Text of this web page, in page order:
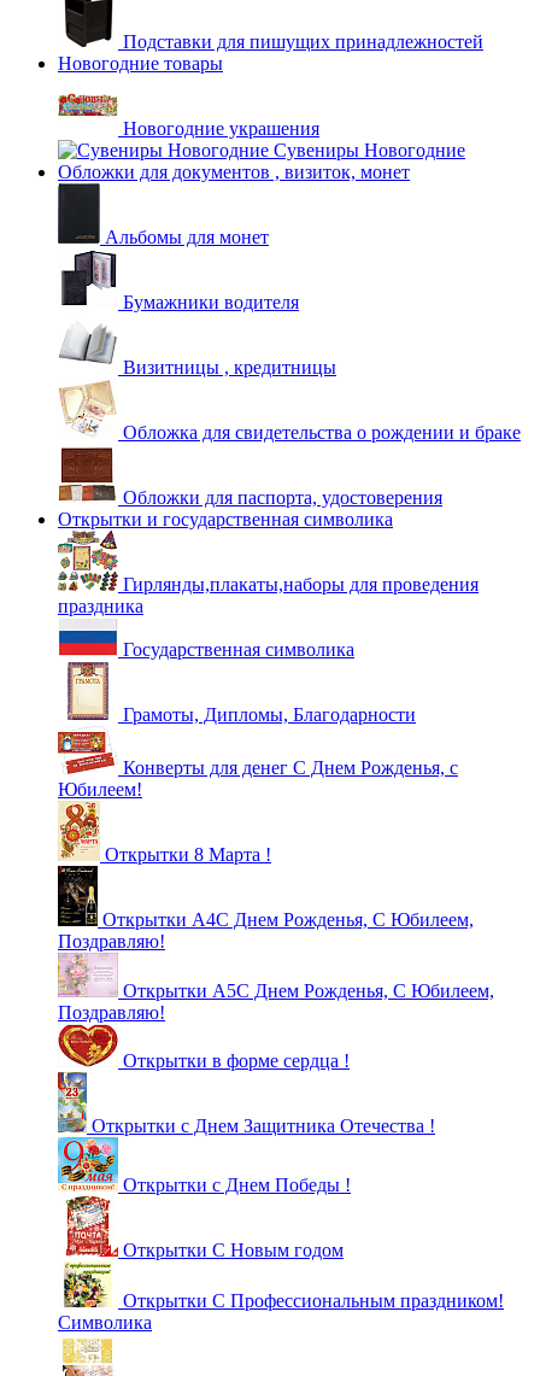
Подставки для пишущих принадлежностей
Новогодние товары
Новогодние украшения
Сувениры Новогодние
Обложки для документов , визиток, монет
Альбомы для монет
Бумажники водителя
Визитницы , кредитницы
Обложка для свидетельства о рождении и браке
Обложки для паспорта, удостоверения
Открытки и государственная символика
Гирлянды,плакаты,наборы для проведения
праздника
Государственная символика
Грамоты, Дипломы, Благодарности
Конверты для денег С Днем Рожденья, с
Юбилеем!
Открытки 8 Марта !
Открытки А4С Днем Рожденья, С Юбилеем,
Поздравляю!
Открытки А5С Днем Рожденья, С Юбилеем,
Поздравляю!
Открытки в форме сердца !
Открытки с Днем Защитника Отечества !
Открытки с Днем Победы !
Открытки С Новым годом
Открытки С Профессиональным праздником!
Символика